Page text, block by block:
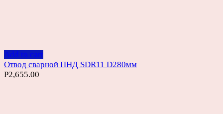
Add to cart
Отвод сварной ПНД SDR11 D280мм
Р2,655.00